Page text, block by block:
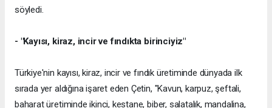
söyledi.
- "Kayısı, kiraz, incir ve fındıkta birinciyiz"
Türkiye'nin kayısı, kiraz, incir ve fındık üretiminde dünyada ilk
sırada yer aldığına işaret eden Çetin, "Kavun, karpuz, şeftali,
baharat üretiminde ikinci, kestane, biber, salatalık, mandalina,